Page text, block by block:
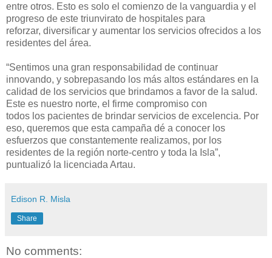
entre otros. Esto es so lo el comienzo de la vanguardia y el
progreso de este triunvirato de hospitales para
reforzar, diversificar y aumentar los servicios ofrecidos a los
residentes del área.
“Sentimos una gran responsabilidad de continuar
innovando, y sobrepasando los más altos estándares en la
calidad de los servicios que brindamos a favor de la salud.
Este es nuestro norte, el firme compromiso con
todos los pacientes de brindar servicios de excelencia. Por
eso, queremos que esta campaña dé a conocer los
esfuerzos que constantemente realizamos, por los
residentes de la región norte-centro y toda la Isla”,
puntualizó la licenciada Artau.
Edison R. Misla
Share
No comments: